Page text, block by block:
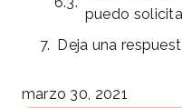
puedo
Deja una
marzo 30, 2021